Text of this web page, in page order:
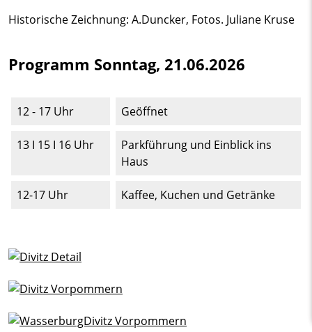
Historische Zeichnung: A.Duncker, Fotos. Juliane Kruse
Programm Sonntag, 21.06.2026
12 - 17 Uhr Geöffnet
13 I 15 I 16 Uhr
Parkführung und Einblick ins
Haus
12-17 Uhr Kaffee, Kuchen und Getränke